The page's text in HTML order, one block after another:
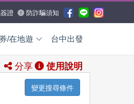
簽證 防詐騙須知
/在地遊 台中出發
分享 使用說明
變更搜尋條件